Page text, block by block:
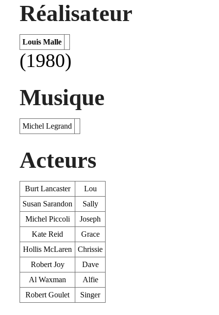
Réalisateur
Louis Malle
(1980)
Musique
Michel Legrand
Acteurs
Burt Lancaster
Lou
Susan Sarandon
Sally
Michel Piccoli
Joseph
Kate Reid
Grace
Hollis McLaren
Chrissie
Robert Joy
Dave
Al Waxman
Alfie
Robert Goulet
Singer